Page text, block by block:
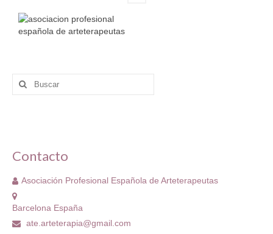
entradas
Buscar
por:
Contacto
Asociación Profesional Española de Arteterapeutas
Barcelona España
ate.arteterapia@gmail.com